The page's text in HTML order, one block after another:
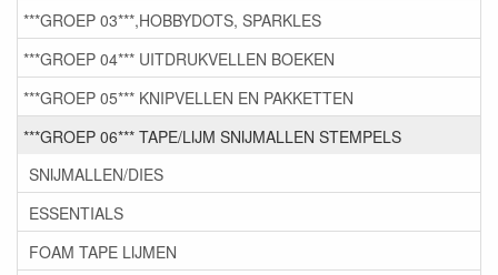
***GROEP 03***,HOBBYDOTS, SPARKLES
***GROEP 04*** UITDRUKVELLEN BOEKEN
***GROEP 05*** KNIPVELLEN EN PAKKETTEN
***GROEP 06*** TAPE/LIJM SNIJMALLEN STEMPELS
SNIJMALLEN/DIES
ESSENTIALS
FOAM TAPE LIJMEN